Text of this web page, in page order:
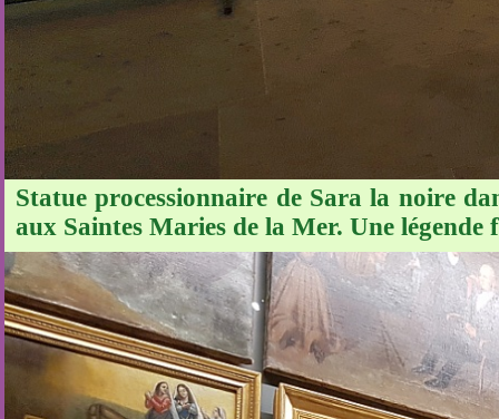
Statue processionnaire de Sara la noire
aux Saintes Maries de la Mer. Une